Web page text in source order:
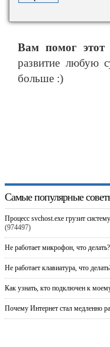
Вам помог этот
развитие любую
больше :)
Самые популярные
Процесс svchost.exe грузит
(974497)
Не работает микрофон, что
Не работает клавиатура, что
Как узнать, кто подключен к
Почему Интернет стал медленно